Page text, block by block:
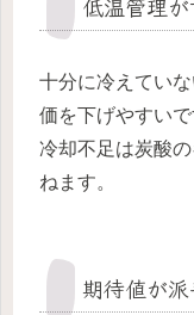
十分に冷えてい
価を下げやすいで
冷却不足は炭酸
ねます。
期待値が